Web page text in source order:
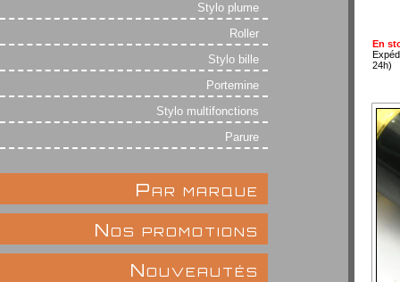
Stylo plume
Roller
Stylo bille
Portemine
Stylo multifonctions
Parure
Par marque
Nos promotions
Nouveautés
En
24h)